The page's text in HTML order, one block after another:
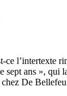
ce l’intertexte
sept ans », qui
chez De